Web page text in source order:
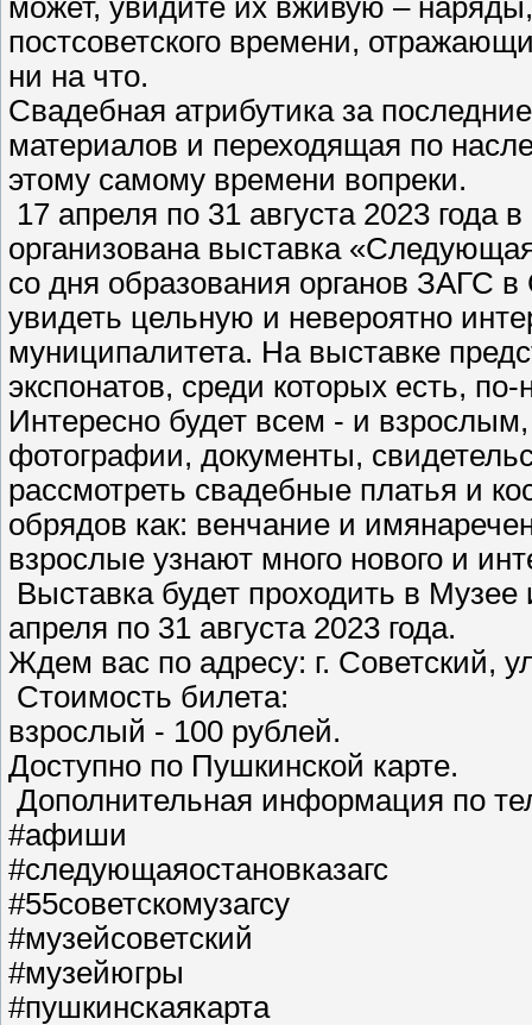
постсоветского времени,
ни на что.
Свадебная атрибутика за
материалов и переходящая по
этому самому времени вопреки.
17 апреля по 31 августа 2023 года
организована выставка
со дня образования органов ЗАГС
увидеть цельную и невероятно
муниципалитета. На выставке
экспонатов, среди которых есть,
Интересно будет всем - и
фотографии, документы,
рассмотреть свадебные платья и
обрядов как: венчание и
взрослые узнают много нового и
Выставка будет проходить в
апреля по 31 августа 2023 года.
Ждем вас по адресу: г. Советский,
Стоимость билета:
взрослый - 100 рублей.
Доступно по Пушкинской карте.
Дополнительная информация по
#афиши
#следующаяостановказагс
#55советскомузагсу
#музейсоветский
#музейюгры
#пушкинскаякарта